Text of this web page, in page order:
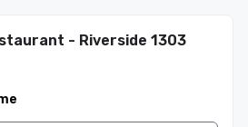
- Riverside 1303